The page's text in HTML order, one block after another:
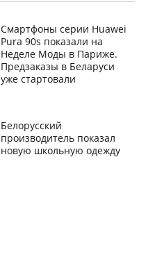
Смартфоны серии Huawei
Pura 90s показали на
Неделе Моды в Париже.
Предзаказы в Беларуси
уже стартовали
Белорусский
производитель показал
новую школьную одежду